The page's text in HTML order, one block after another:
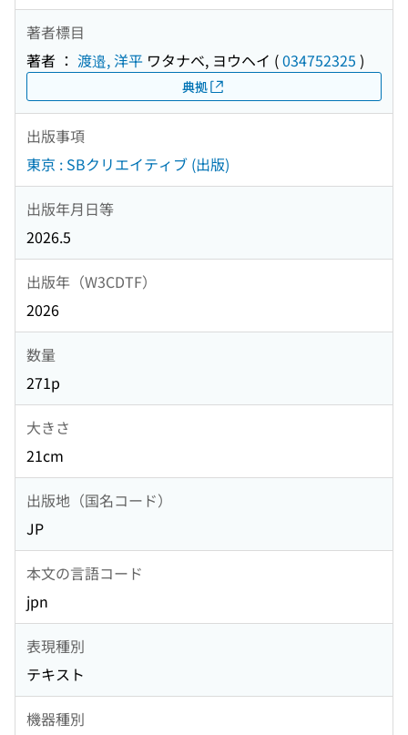
著者標目
著者 ： 渡邉, 洋平 ワタナベ, ヨウヘイ (034752325 )
典拠
出版事項
東京 : SBクリエイティブ (出版)
出版年月日等
2026.5
出版年（W3CDTF）
2026
数量
271p
大きさ
21cm
出版地（国名コード）
JP
本文の言語コード
jpn
表現種別
テキスト
機器種別